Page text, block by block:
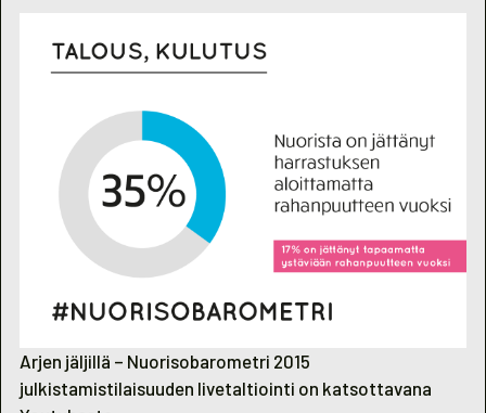
Arjen jäljillä – Nuorisobarometri 2015
julkistamistilaisuuden livetaltiointi on katsottavana